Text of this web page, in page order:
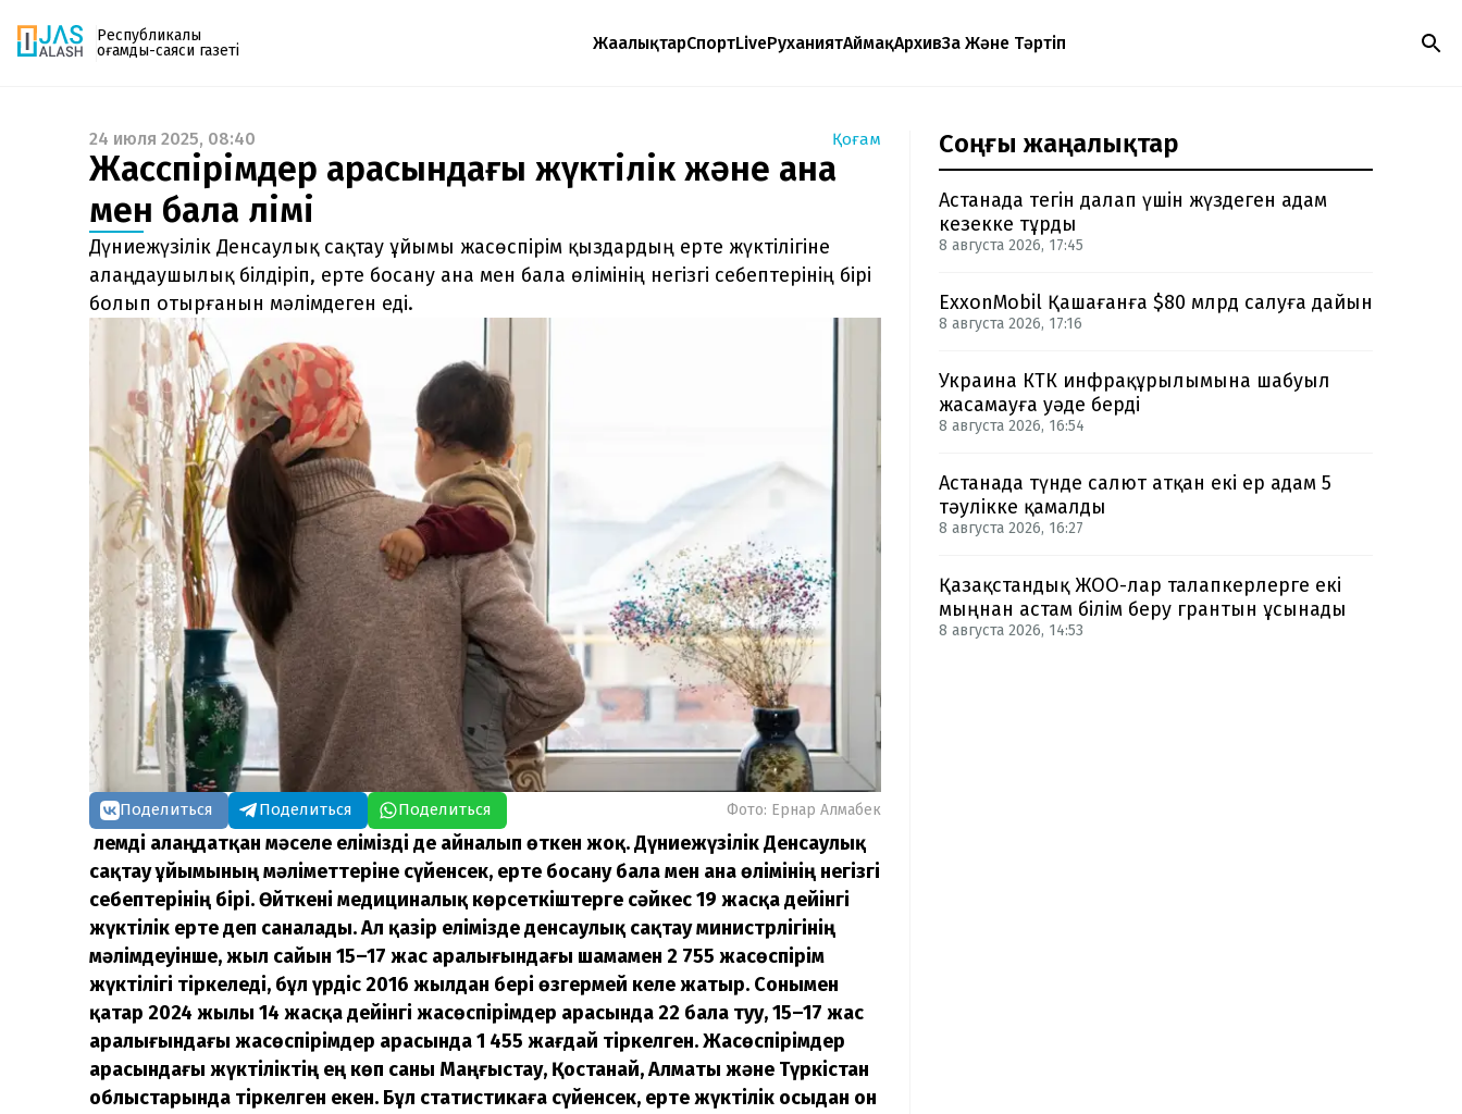
Республикалық
қоғамдық-саяси газеті
ЖаңалықтарСпортLiveРуханиятАймақАрхивЗаң Және Тәртіп
Газетке жазылу
PDF форматтағы газетті ай сайын электронды
поштаңызға алып отырыңыз. Жаңа нөмір
шыққан сәтте сізге бірден жіберіледі. Тек email
енгізіңіз, біз қалғанын өзіміз жібереміз.
24 июля 2025, 08:40 Қоғам
Жасөспірімдер арасындағы жүктілік және ана
мен бала өлімі
Дүниежүзілік Денсаулық сақтау ұйымы жасөспірім қыздардың ерте жүктілігіне
алаңдаушылық білдіріп, ерте босану ана мен бала өлімінің не­гіз­гі себептерінің бірі
болып отырғанын мәлімдеген еді.
Поделиться Поделиться Поделиться Фото: Ернар Алмабек
Әлемді алаң­датқан мәселе елімізді де айналып өткен жоқ. Дүниежүзілік Денсаулық
сақ­тау ұйымының мәліметтеріне сүйенсек, ерте босану бала мен ана өлімі­нің негізгі
себептерінің бірі. Өйткені медициналық көрсеткіштерге сәйкес 19 жасқа дейінгі
жүктілік ерте деп саналады. Ал қазір еліміз­де денсаулық сақтау министрлігінің
мәлімдеуінше, жыл сайын 15–17 жас аралығындағы шамамен 2 755 жасөспірім
жүктілігі тіркеледі, бұл үрдіс 2016 жылдан бері өзгермей келе жатыр. Сонымен
қатар 2024 жылы 14 жасқа дейінгі жасөс­пірімдер арасында 22 бала туу, 15–17 жас
аралығындағы жасөспірімдер арасында 1 455 жағдай тіркелген. Жасөспірімдер
арасындағы жүктіліктің ең көп саны Маңғыстау, Қостанай, Алматы және Түркістан
облыстарында тіркелген екен. Бұл статистикаға сүйенсек, ерте жүктілік осыдан он
Соңғы жаңалықтар
Астанада тегін далап үшін жүздеген адам
кезекке тұрды
8 августа 2026, 17:45
ExxonMobil Қашағанға $80 млрд салуға дайын
8 августа 2026, 17:16
Украина КТК инфрақұрылымына шабуыл
жасамауға уәде берді
8 августа 2026, 16:54
Астанада түнде салют атқан екі ер адам 5
тәулікке қамалды
8 августа 2026, 16:27
Қазақстандық ЖОО-лар талапкерлерге екі
мыңнан астам білім беру грантын ұсынады
8 августа 2026, 14:53